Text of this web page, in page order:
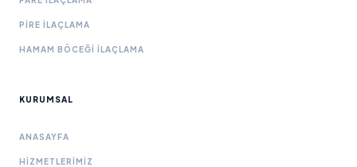
PIRE İLAÇLAMA
HAMAM BÖCEĞI İLAÇLAMA
KURUMSAL
ANASAYFA
HIZMETLERIMIZ